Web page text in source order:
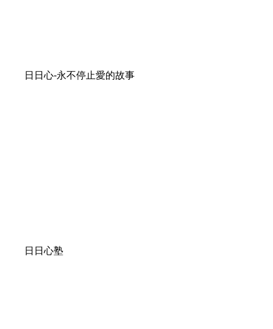
日日心-永不停止愛的故事
日日心塾